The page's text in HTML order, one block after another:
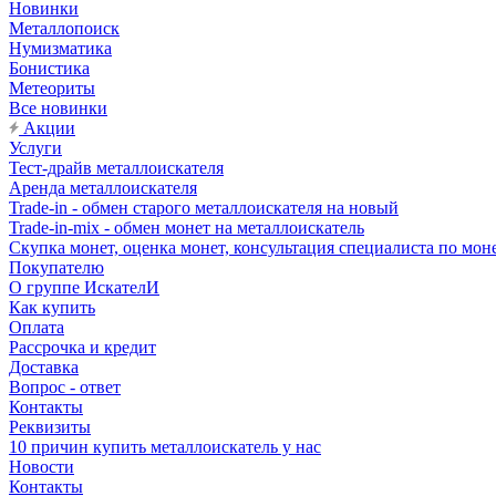
Новинки
Металлопоиск
Нумизматика
Бонистика
Метеориты
Все новинки
Акции
Услуги
Тест-драйв металлоискателя
Аренда металлоискателя
Trade-in - обмен старого металлоискателя на новый
Trade-in-mix - обмен монет на металлоискатель
Скупка монет, оценка монет, консультация специалиста по
Покупателю
О группе ИскателИ
Как купить
Оплата
Рассрочка и кредит
Доставка
Вопрос - ответ
Контакты
Реквизиты
10 причин купить металлоискатель у нас
Новости
Контакты